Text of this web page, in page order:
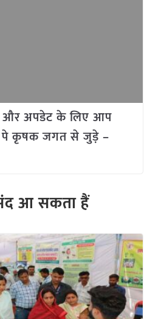
और अपडेट के लिए आप
पे कृषक जगत से जुड़े –
आ सकता हैं